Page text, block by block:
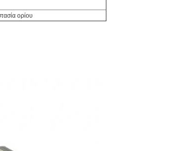
ορίου